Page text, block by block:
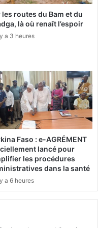
les routes du Bam et du
là où renaît l’espoir
a 3 heures
Faso : e-AGRÉMENT
lancé pour
les procédures
dans la santé
a 6 heures